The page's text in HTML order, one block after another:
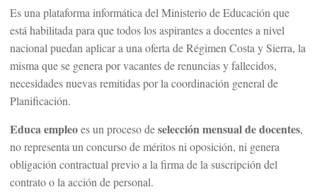
Es una plataforma informática del Ministerio de Educación que
está habilitada para que todos los aspirantes a docentes a nivel
nacional puedan aplicar a una oferta de Régimen Costa y Sierra, la
misma que se genera por vacantes de renuncias y fallecidos,
necesidades nuevas remitidas por la coordinación general de
Planificación.
Educa empleoes un proceso deselección mensual de docentes,
no representa un concurso de méritos ni oposición, ni genera
obligación contractual previo a la firma de la suscripción del
contrato o la acción de personal.